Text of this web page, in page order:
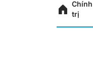
Chính
trị